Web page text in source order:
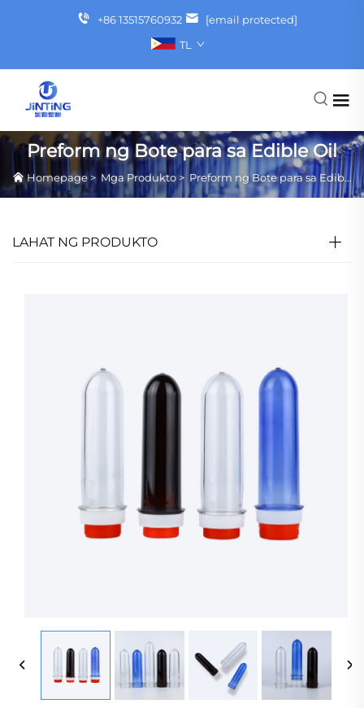
+86 13515760932
[email protected]
TL
Preform ng Bote para sa Edible Oil
Homepage > Mga Produkto> Preform ng Bote para sa Edible Oil
LAHAT NG PRODUKTO